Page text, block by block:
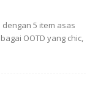
5 item asas
OOTD yang chic,